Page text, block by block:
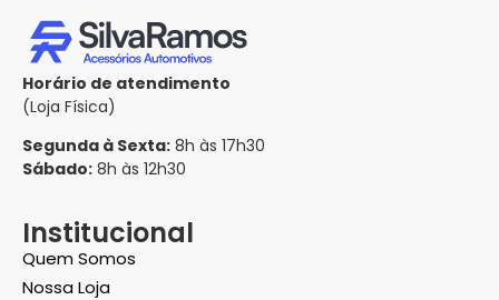
Horário de atendimento
(Loja Física)
Segunda à Sexta: 8h às 17h30
Sábado: 8h às 12h30
Institucional
Quem Somos
Nossa Loja